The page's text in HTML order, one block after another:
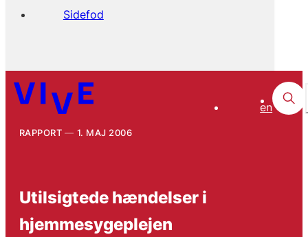
Sidefod
en
RAPPORT 1. MAJ 2006
Utilsigtede hændelser i
hjemmesygeplejen